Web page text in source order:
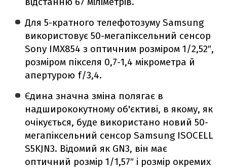
Для 5-кратного телефотозуму Samsung
використовує 50-мегапіксельний сенсор
Sony IMX854 з оптичним розміром 1/2,52″,
розміром пікселя 0,7-1,4 мікрометра й
апертурою f/3,4.
Єдина значна зміна полягає в
надширококутному об'єктиві, в якому, як
очікується, буде використано новий 50-
мегапіксельний сенсор Samsung ISOCELL
S5KJN3. Відомий як GN3, він має
оптичний розмір 1/1,57″ і розмір окремих